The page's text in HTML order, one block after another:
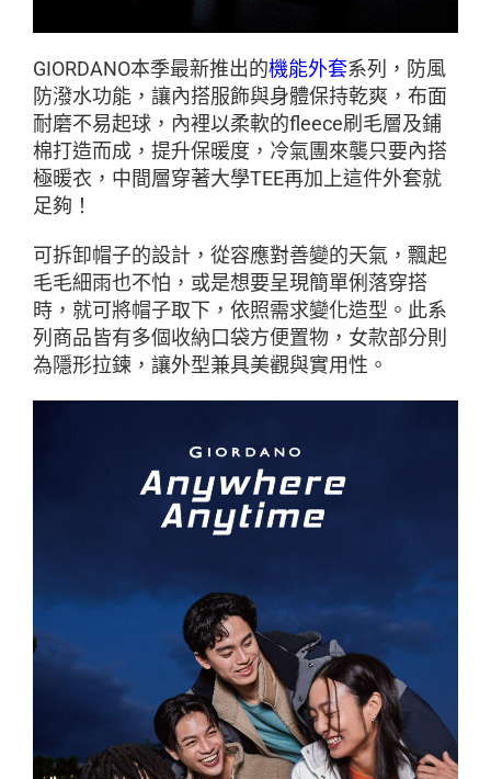
GIORDANO本季最新推出的機能外套系列，防風
防潑水功能，讓內搭服飾與身體保持乾爽，布面
耐磨不易起球，內裡以柔軟的fleece刷毛層及鋪
棉打造而成，提升保暖度，冷氣團來襲只要內搭
極暖衣，中間層穿著大學TEE再加上這件外套就
足夠！
可拆卸帽子的設計，從容應對善變的天氣，飄起
毛毛細雨也不怕，或是想要呈現簡單俐落穿搭
時，就可將帽子取下，依照需求變化造型。此系
列商品皆有多個收納口袋方便置物，女款部分則
為隱形拉鍊，讓外型兼具美觀與實用性。